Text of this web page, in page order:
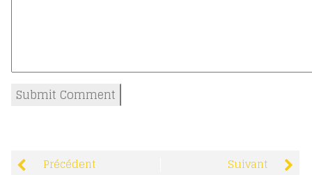
Précédent Suivant